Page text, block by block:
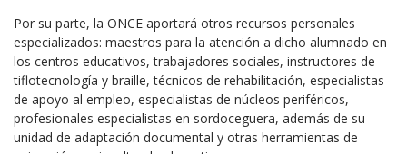
Por su parte, la ONCE aportará otros recursos personales
especializados: maestros para la atención a dicho alumnado en
los centros educativos, trabajadores sociales, instructores de
tiflotecnología y braille, técnicos de rehabilitación, especialistas
de apoyo al empleo, especialistas de núcleos periféricos,
profesionales especialistas en sordoceguera, además de su
unidad de adaptación documental y otras herramientas de